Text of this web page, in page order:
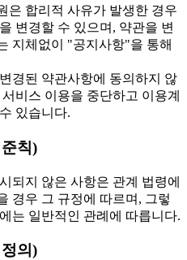
은 합리적 사유가 발생한 경우
변경할 수 있으며, 약관을 변
지체없이 "공지사항"을 통해
경된 약관사항에 동의하지 않
비스 이용을 중단하고 이용계
있습니다.
칙)
되지 않은 사항은 관계 법령에
경우 그 규정에 따르며, 그렇
는 일반적인 관례에 따릅니다.
의)